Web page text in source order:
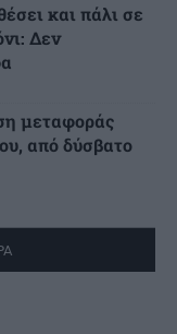
και πάλι σε
Δεν
μεταφοράς
από δύσβατο